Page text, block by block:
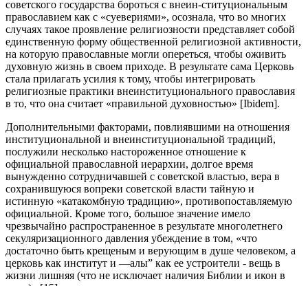
советского государства бороться с внеин-ституциональным
православием как с «суевериями», осознала, что во многих
случаях такое проявление религиозности представляет собой
единственную форму общественной религиозной активности,
на которую православные могли опереться, чтобы оживить
духовную жизнь в своем приходе. В результате сама Церковь
стала прилагать усилия к тому, чтобы интегрировать
религиозные практики внеинституционального православия
в то, что она считает «правильной духовностью» [Ibidem].
Дополнительными факторами, повлиявшими на отношения
институциональной и внеинституциональной традиций,
послужили несколько настороженное отношение к
официальной православной иерархии, долгое время
вынужденно сотрудничавшей с советской властью, вера в
сохранившуюся вопреки советской власти тайную и
истинную «катакомбную традицию», противопоставляемую
официальной. Кроме того, большое значение имело
чрезвычайно распространенное в результате многолетнего
секуляризационного давления убеждение в том, «что
достаточно быть крещеным и верующим в душе человеком, а
церковь как институт и —алы” как ее устроители - вещь в
жизни лишняя (что не исключает наличия Библии и икон в